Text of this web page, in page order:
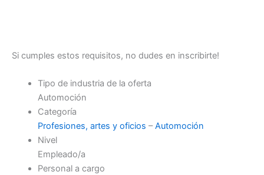
Si cumples estos requisitos, no dudes en inscribirte!
Tipo de industria de la oferta
Automoción
Categoría
Profesiones, artes y oficios –Automoción
Nivel
Empleado/a
Personal a cargo